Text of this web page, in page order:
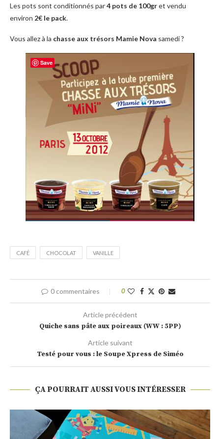
Les pots sont conditionnés par4 pots de 100gret vendu
environ 2€ le pack.
Vous allez à la chasse aux trésors Mamie Nova samedi ?
CAFÉ CHOCOLAT VANILLE
0 commentaires 0
Article précédent
Quiche sans pâte aux poireaux (WW : 5PP)
Article suivant
Testé pour vous : le Soupe Xpress de Siméo
ÇA POURRAIT AUSSI VOUS INTÉRESSER
Save